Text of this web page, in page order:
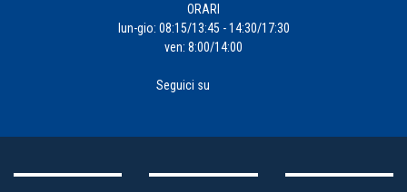
ORARI
lun-gio: 08:15/13:45 - 14:30/17:30
ven: 8:00/14:00
Seguici su